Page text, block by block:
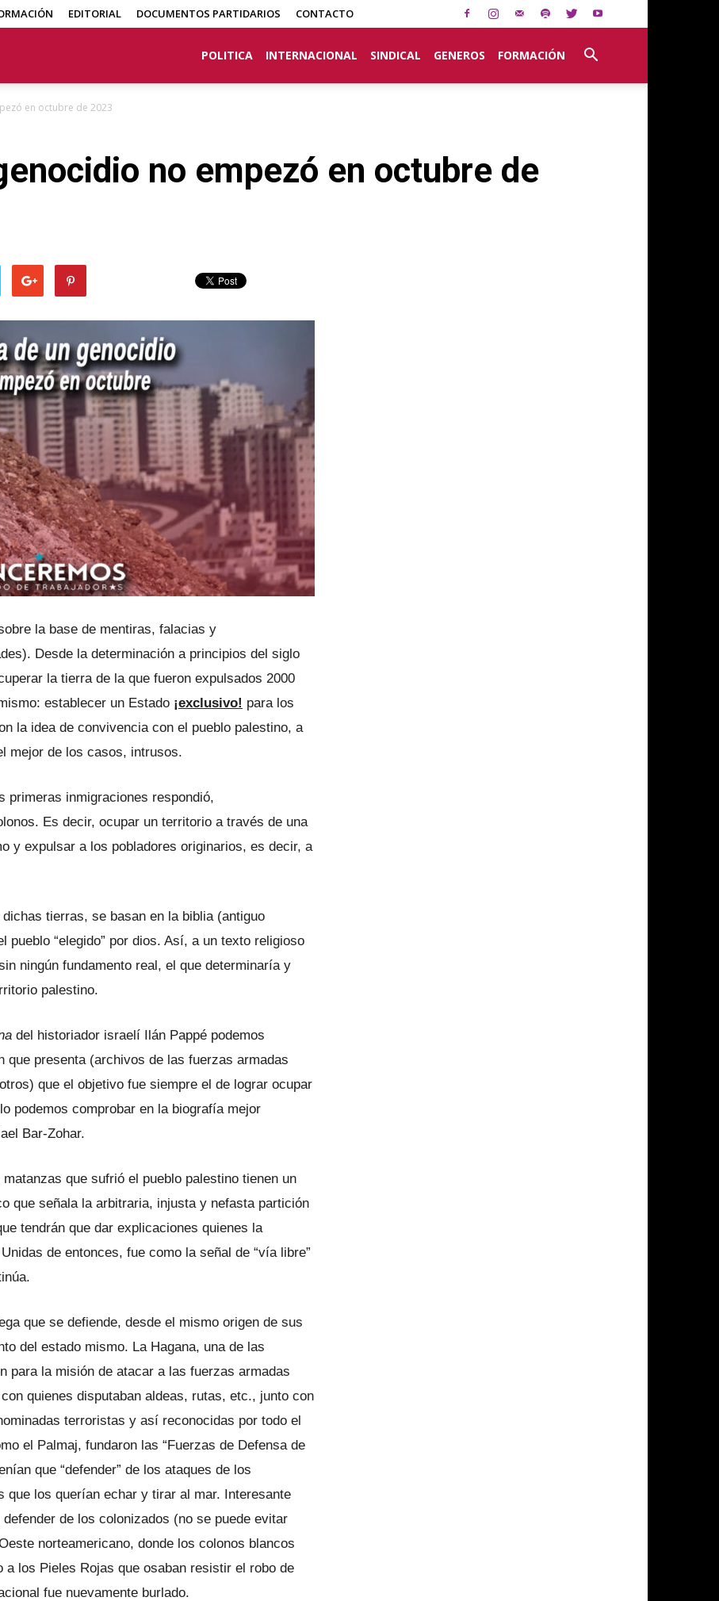
EDITORIAL DOCUMENTOS PARTIDARIOS CONTACTO
POLITICA INTERNACIONAL SINDICAL GENEROS FORMACIÓN
en octubre de 2023
no empezó en octubre de
la base de mentiras, falacias y
Desde la determinación a principios del siglo
la tierra de la que fueron expulsados 2000
establecer un Estado ¡exclusivo! para los
la idea de convivencia con el pueblo palestino, a
mejor de los casos, intrusos.
primeras inmigraciones respondió,
Es decir, ocupar un territorio a través de una
y expulsar a los pobladores originarios, es decir, a
tierras, se basan en la biblia (antiguo
“elegido” por dios. Así, a un texto religioso
ningún fundamento real, el que determinaría y
palestino.
del historiador israelí Ilán Pappé podemos
que presenta (archivos de las fuerzas armadas
que el objetivo fue siempre el de lograr ocupar
podemos comprobar en la biografía mejor
Bar-Zohar.
que sufrió el pueblo palestino tienen un
que señala la arbitraria, injusta y nefasta partición
tendrán que dar explicaciones quienes la
de entonces, fue como la señal de “vía libre”
que se defiende, desde el mismo origen de sus
del estado mismo. La Hagana, una de las
para la misión de atacar a las fuerzas armadas
quienes disputaban aldeas, rutas, etc., junto con
terroristas y así reconocidas por todo el
el Palmaj, fundaron las “Fuerzas de Defensa de
que “defender” de los ataques de los
que los querían echar y tirar al mar. Interesante
de los colonizados (no se puede evitar
norteamericano, donde los colonos blancos
a los Pieles Rojas que osaban resistir el robo de
fue nuevamente burlado.